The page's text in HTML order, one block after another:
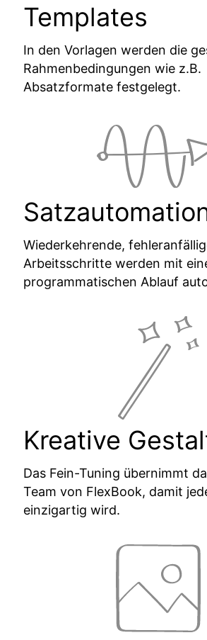
Templates
In den Vorlagen werden die
Rahmenbedingungen wie z.B.
Absatzformate festgelegt.
Wiederkehrende,
Arbeitsschritte werden mit
programmatischen Ablauf
Kreative
Das Fein-Tuning übernimmt
Team von FlexBook, damit
einzigartig wird.